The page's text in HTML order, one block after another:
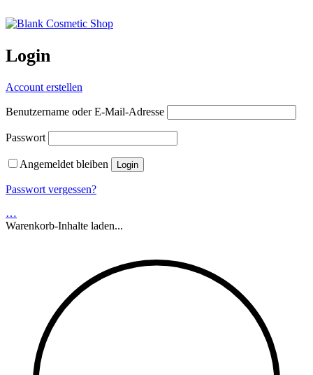
Login
Account erstellen
Benutzername oder E-Mail-Adresse
Passwort
Angemeldet bleiben
Passwort vergessen?
…
Warenkorb-Inhalte laden...